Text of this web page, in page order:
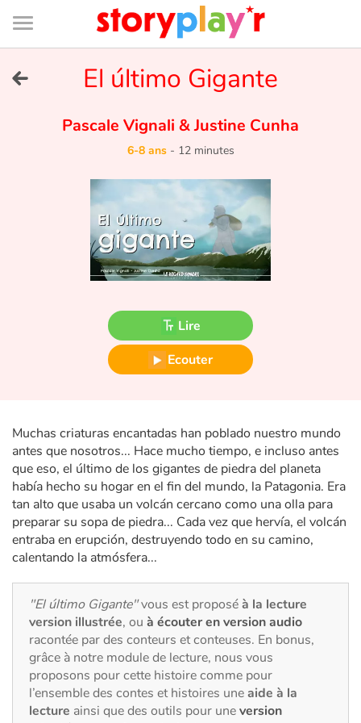
Connexion
Bibliothèque
de
page
Tester gratuitement
Bibliothèque
Contes d'ici et d'ailleurs
Fable, mythe, littérature et poésie
Ogres, monstres et sorcières
Héroïnes et héros
Écologie, nature, saisons
Voyage, épopée, enquête, aventure
Autour du monde
Apprentissage
El último Gigante
Pascale Vignali &Justine Cunha
6-8 ans- 12 minutes
Lire
Ecouter
Muchas criaturas encantadas han poblado nuestro mundo
antes que nosotros... Hace mucho tiempo, e incluso antes
que eso, el último de los gigantes de piedra del planeta
había hecho su hogar en el fin del mundo, la Patagonia. Era
tan alto que usaba un volcán cercano como una olla para
preparar su sopa de piedra... Cada vez que hervía, el volcán
entraba en erupción, destruyendo todo en su camino,
calentando la atmósfera...
"El último Gigante"vous est proposéà la lecture
version illustrée, ou à écouter en version audio
racontée par des conteurs et conteuses. En bonus,
grâce à notre module de lecture, nous vous
proposons pour cette histoire comme pour
l’ensemble des contes et histoires uneaide à la
lecture ainsi que des outils pour uneversion